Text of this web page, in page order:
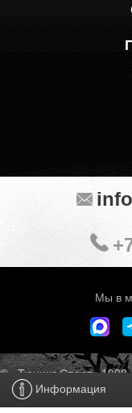
Мы в
info
© «Тюнинг Спорт»
Информация